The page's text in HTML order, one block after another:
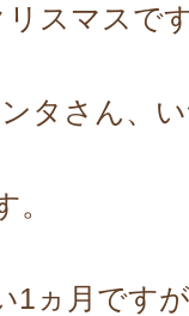
スマスで
タさん、
1ヵ月です